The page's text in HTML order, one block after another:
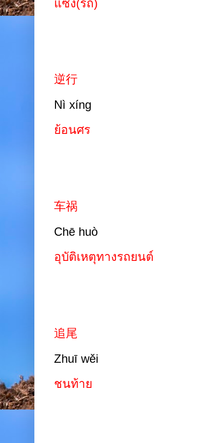
แซง(รถ)
逆行
Nì xíng
ย้อนศร
车祸
Chē huò
อุบัติเหตุทางรถยนต์
追尾
Zhuī wěi
ชนท้าย